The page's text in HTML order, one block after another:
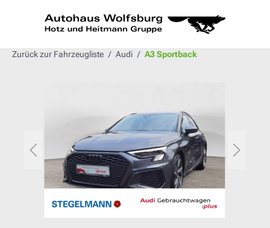
springen
Zurück zur Fahrzeugliste Audi A3 Sportback